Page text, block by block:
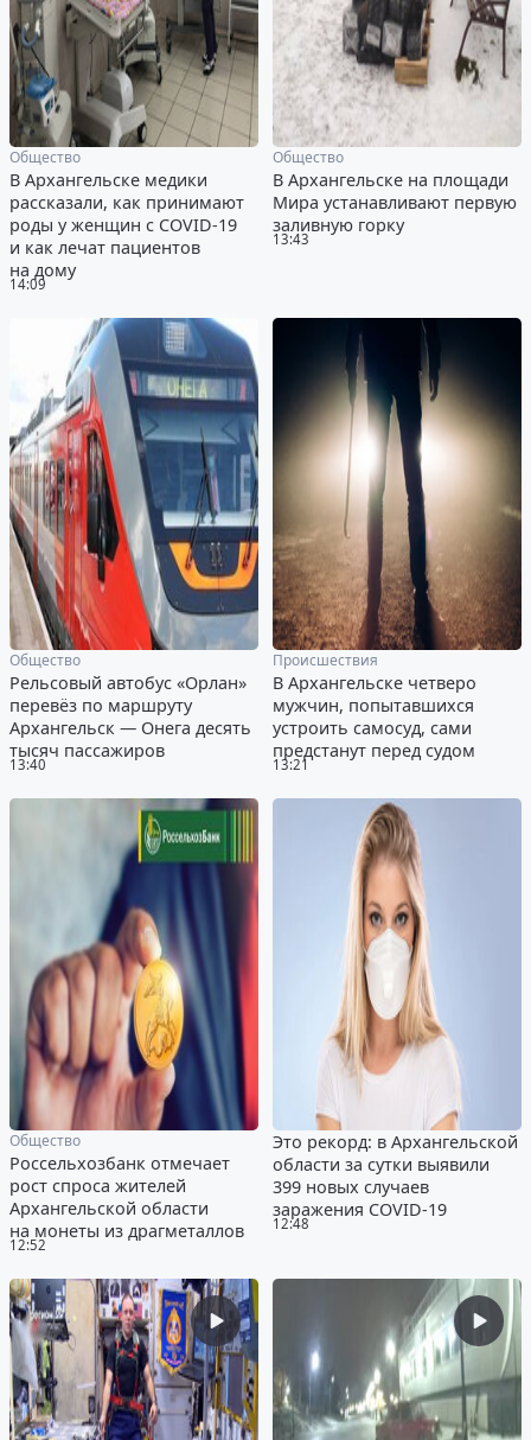
14:09
Общество
В Архангельске медики
рассказали, как принимают
роды у женщин с COVID-19
и как лечат пациентов
на дому
13:43
Общество
В Архангельске на площади
Мира устанавливают первую
заливную горку
13:40
Общество
Рельсовый автобус «Орлан»
перевёз по маршруту
Архангельск — Онега десять
тысяч пассажиров
13:21
Происшествия
В Архангельске четверо
мужчин, попытавшихся
устроить самосуд, сами
предстанут перед судом
12:52
Общество
Россельхозбанк отмечает
рост спроса жителей
Архангельской области
на монеты из драгметаллов
12:48
Это рекорд: в Архангельской
области за сутки выявили
399 новых случаев
заражения COVID-19